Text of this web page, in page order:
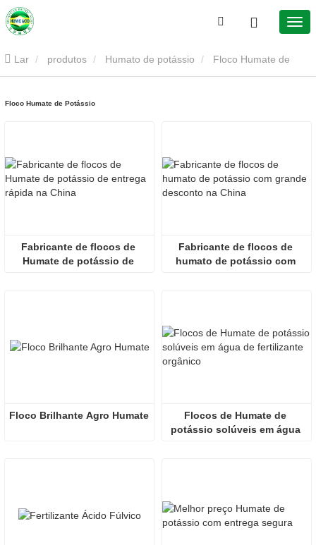
Lar produtos Humato de potássio
Floco Humate de Potássio
Fabricante de flocos de
Humate de potássio de
Fabricante de flocos de
humato de potássio com
Floco Brilhante Agro Humate
Flocos de Humate de
potássio solúveis em água